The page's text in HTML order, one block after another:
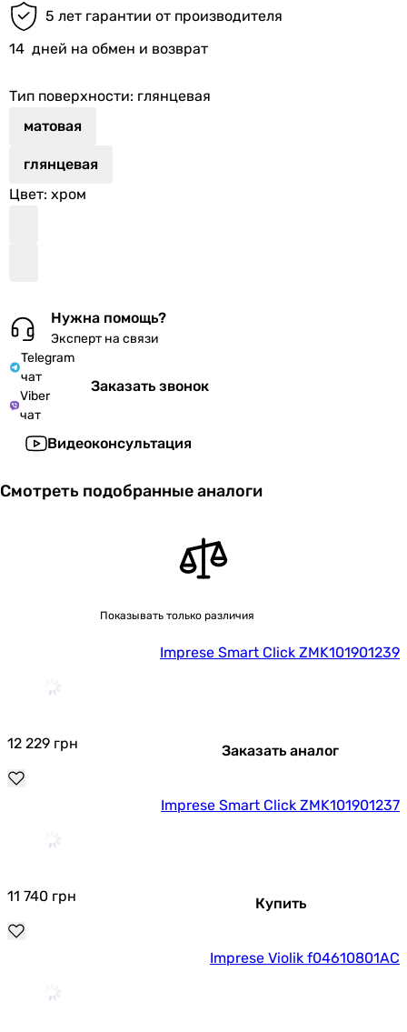
5 лет гарантии от производителя
14 дней на обмен и возврат
Тип поверхности: глянцевая
матовая
глянцевая
Цвет: хром
Нужна помощь?
Эксперт на связи
Telegram
чат
Viber
чат
Заказать звонок
Видеоконсультация
Смотреть подобранные аналоги
Показывать только различия
Imprese Smart Click ZMK101901239
12 229 грн Заказать аналог
Imprese Smart Click ZMK101901237
11 740 грн Купить
Imprese Violik f04610801AC